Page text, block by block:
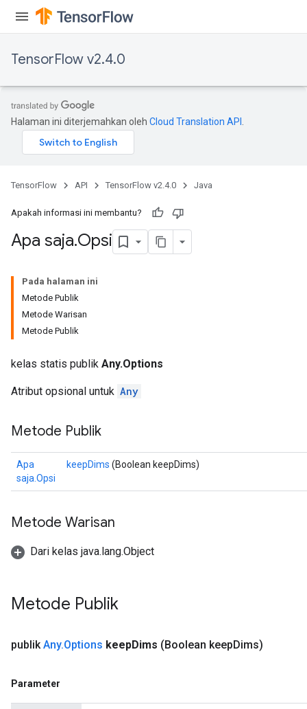
TensorFlow v2.4.0
Halaman ini diterjemahkan oleh Cloud Translation API
TensorFlow API TensorFlow v2.4.0 Java
Apakah informasi ini membantu?
Apa saja.Opsi
Pada halaman ini
Metode Publik
Metode Warisan
Metode Publik
kelas statis publik Any.Options
Atribut opsional untuk Any
Metode Publik
Apa
saja.Opsi
keepDims (Boolean keepDims)
Metode Warisan
Dari kelas java.lang.Object
Metode Publik
publikAny.Options keepDims (Boolean keepDims)
Parameter